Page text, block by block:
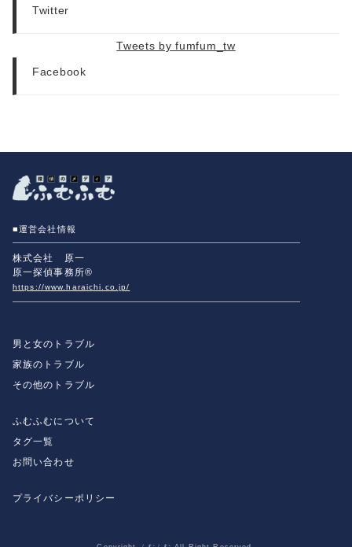
Twitter
Tweets by fumfum_tw
Facebook
■運営会社情報
株式会社 原一
原一探偵事務所®
https://www.haraichi.co.jp/
男と女のトラブル
家族のトラブル
その他のトラブル
ふむふむについて
タグ一覧
お問い合わせ
プライバシーポリシー